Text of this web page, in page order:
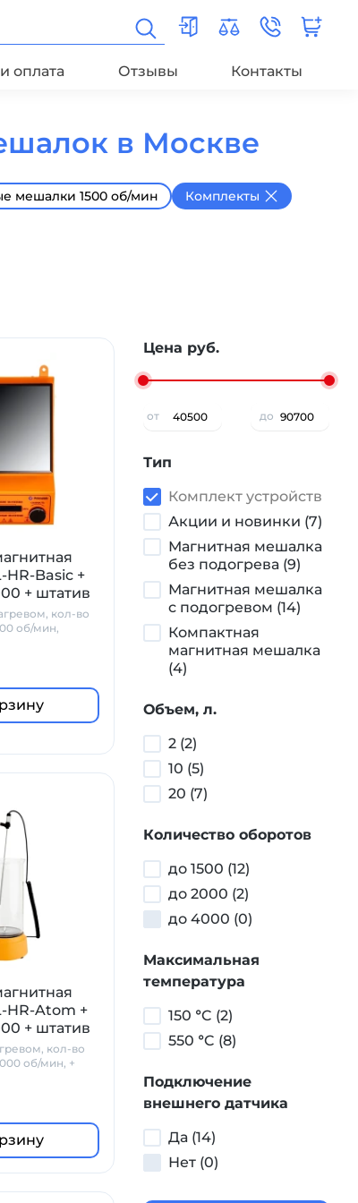
оплата Отзывы Контакты
в Москве
мешалки 1500 об/мин
Комплекты
Basic +
+ штатив
кол-во
об/мин,
HR-Atom +
+ штатив
кол-во
об/мин, +
Цена руб.
от до
Тип
Комплект устройств
Акции и новинки (7)
Магнитная мешалка
без подогрева (9)
Магнитная мешалка
с подогревом (14)
Компактная
магнитная мешалка
(4)
Объем, л.
2 (2)
10 (5)
20 (7)
Количество оборотов
до 1500 (12)
до 2000 (2)
до 4000 (0)
Максимальная
температура
150 °C (2)
550 °C (8)
Подключение
внешнего датчика
Да (14)
Нет (0)